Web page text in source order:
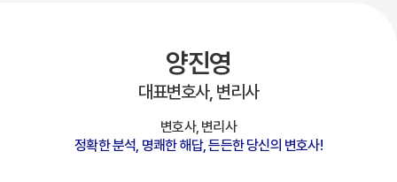
양진영
대표변호사, 변리사
변호사, 변리사
정확한 분석, 명쾌한 해답, 든든한 당신의 변호사!